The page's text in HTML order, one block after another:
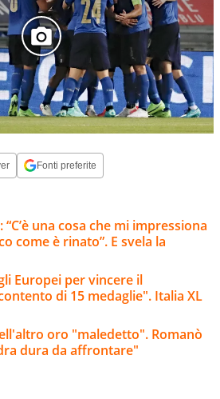
Fonti preferite
una cosa che mi impressiona
come è rinato”. E svela la
Europei per vincere il
di 15 medaglie". Italia XL
oro "maledetto". Romanò
dura da affrontare"